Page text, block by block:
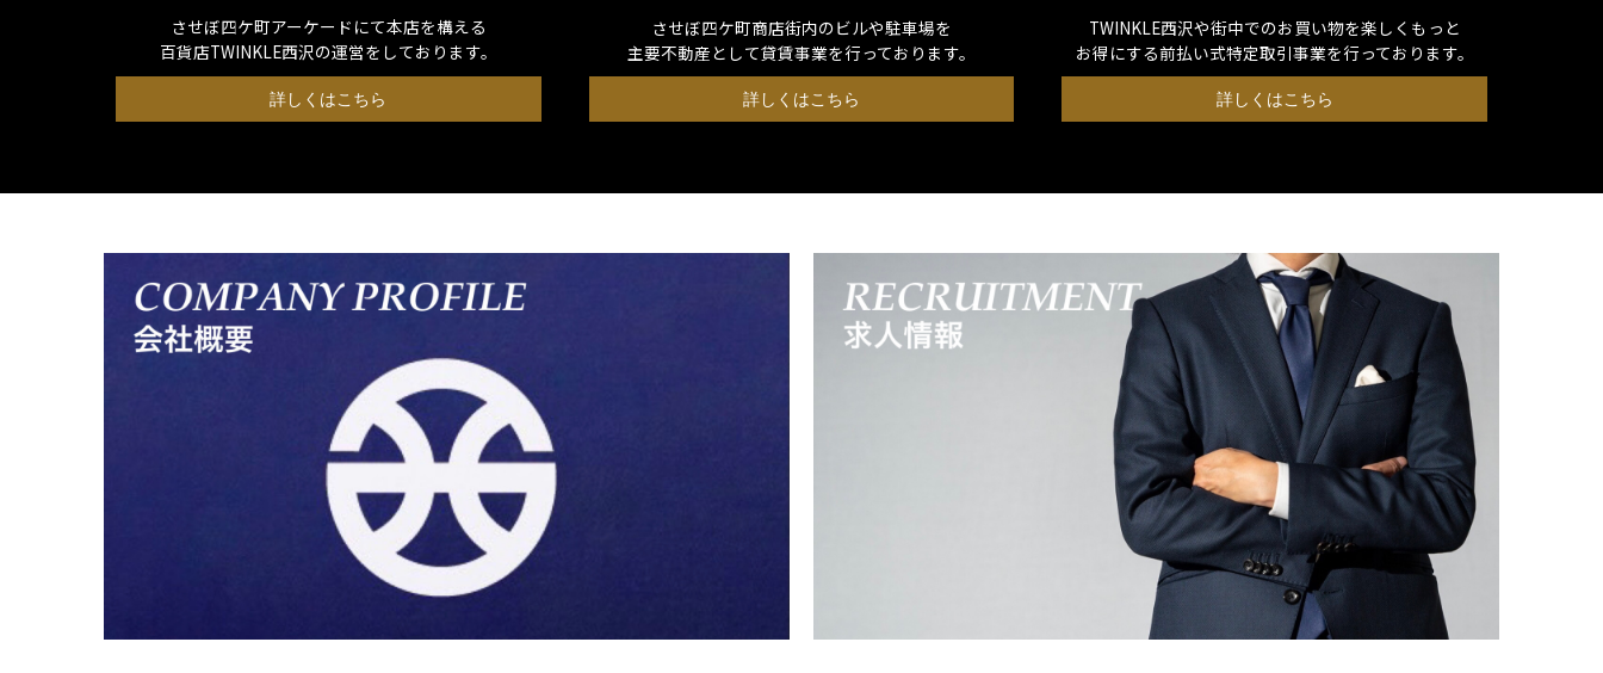
させぼ四ケ町アーケードにて本店を構える
百貨店TWINKLE西沢の運営をしております。
詳しくはこちら
させぼ四ケ町商店街内のビルや駐車場を
主要不動産として貸賃事業を行っております。
詳しくはこちら
TWINKLE西沢や街中でのお買い物を楽しくもっと
お得にする前払い式特定取引事業を行っております。
詳しくはこちら